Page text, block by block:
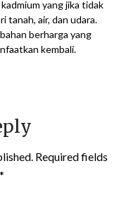
yang jika tidak
tanah, air, dan udara.
berharga yang
kembali.
Required fields
*